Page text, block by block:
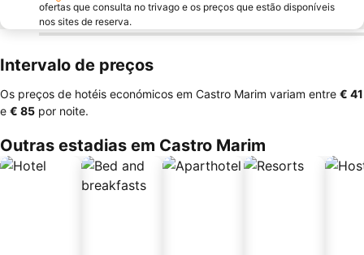
ofertas que consulta no trivago e os preços que estão disponíveis
nos sites de reserva.
Intervalo de preços
Os preços de hotéis económicos em Castro Marim variam entre ‎€ 41
e ‎€ 85 por noite.
Outras estadias em Castro Marim